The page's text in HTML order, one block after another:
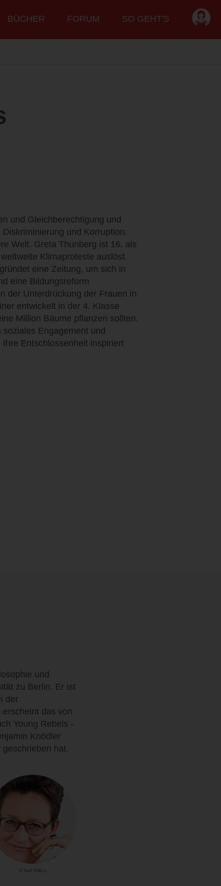
BÜCHER FORUM SO GEHT'S
und Gleichberechtigung und
und Korruption.
Welt. Greta Thunberg ist 16, als
Klimaproteste auslöst.
eine Zeitung, um sich in
eine Bildungsreform
der Unterdrückung der Frauen in
entwickelt in der 4. Klasse
Million Bäume pflanzen sollten.
Engagement und
Entschlossenheit inspiriert
und
zu Berlin. Er ist
der
erscheint das von
Young Rebels -
Knödler
hat.
© Nell Killius